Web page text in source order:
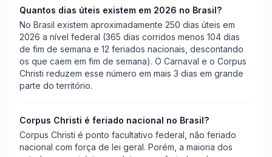
Quantos dias úteis existem em 2026 no Brasil?
No Brasil existem aproximadamente 250 dias úteis em
2026 a nível federal (365 dias corridos menos 104 dias
de fim de semana e 12 feriados nacionais, descontando
os que caem em fim de semana). O Carnaval e o Corpus
Christi reduzem esse número em mais 3 dias em grande
parte do território.
Corpus Christi é feriado nacional no Brasil?
Corpus Christi é ponto facultativo federal, não feriado
nacional com força de lei geral. Porém, a maioria dos